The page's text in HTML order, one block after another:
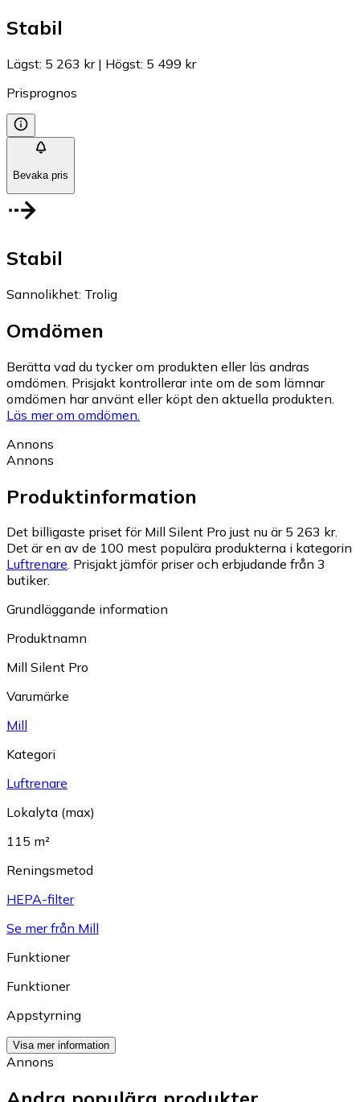
Stabil
Lägst: 5 263 kr| Högst: 5 499 kr
Prisprognos
Bevaka pris
Stabil
Sannolikhet: Trolig
Omdömen
Berätta vad du tycker om produkten eller läs andras
omdömen. Prisjakt kontrollerar inte om de som lämnar
omdömen har använt eller köpt den aktuella produkten.
Läs mer om omdömen.
Annons
Annons
Produktinformation
Det billigaste priset för Mill Silent Pro just nu är 5 263 kr.
Det är en av de 100 mest populära produkterna i kategorin
Luftrenare. Prisjakt jämför priser och erbjudande från 3
butiker.
Grundläggande information
Produktnamn
Mill Silent Pro
Varumärke
Mill
Kategori
Luftrenare
Lokalyta (max)
115 m²
Reningsmetod
HEPA-filter
Se mer från Mill
Funktioner
Funktioner
Appstyrning
Visa mer information
Annons